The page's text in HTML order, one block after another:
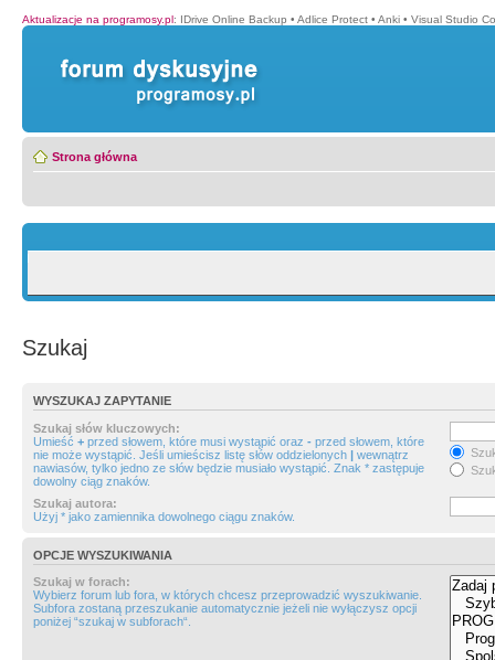
Aktualizacje na programosy.pl: IDrive Online Backup • Adlice Protect • Anki • Visual Studio
Strona główna
Szukaj
WYSZUKAJ ZAPYTANIE
Szukaj słów kluczowych:
Umieść + przed słowem, które musi wystąpić oraz - przed słowem, które
nie może wystąpić. Jeśli umieścisz listę słów oddzielonych | wewnątrz
nawiasów, tylko jedno ze słów będzie musiało wystąpić. Znak * zastępuje
dowolny ciąg znaków.
Szukaj autora:
Użyj * jako zamiennika dowolnego ciągu znaków.
OPCJE WYSZUKIWANIA
Szukaj w forach:
Wybierz forum lub fora, w których chcesz przeprowadzić wyszukiwanie.
Subfora zostaną przeszukanie automatycznie jeżeli nie wyłączysz opcji
poniżej “szukaj w subforach“.